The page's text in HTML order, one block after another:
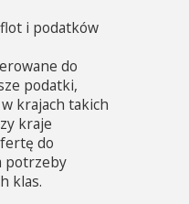
i podatków
do
podatki,
krajach takich
kraje
do
potrzeby
klas.